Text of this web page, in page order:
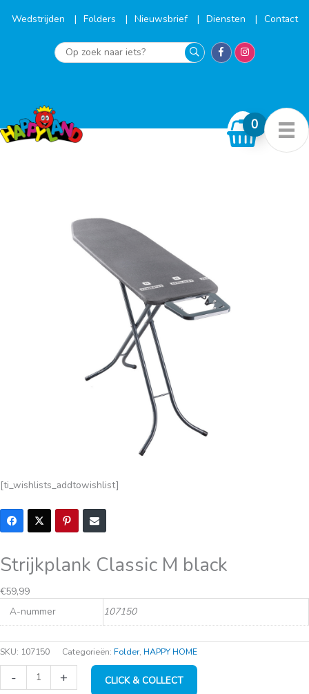
naarWedstrijden Folders Nieuwsbrief Diensten Contact
Op
[ti_wishlists_addtowishlist]
Strijkplank Classic M black
€59,99
A-nummer
107150
SKU: 107150 Categorieën: Folder, HAPPY HOME
-
Strijkplank
Classic
+ CLICK & COLLECT